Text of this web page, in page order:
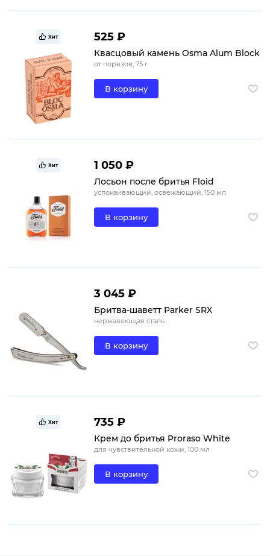
Хит 525 ₽
Квасцовый камень Osma Alum Block
от порезов, 75 г
В корзину
Хит 1 050 ₽
Лосьон после бритья Floid
успокаивающий, освежающий, 150 мл
В корзину
3 045 ₽
Бритва-шаветт Parker SRX
нержавеющая сталь
В корзину
Хит 735 ₽
Крем до бритья Proraso White
для чувствительной кожи, 100 мл
В корзину